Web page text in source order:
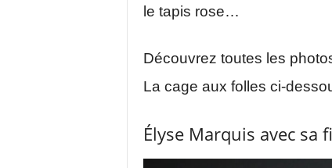
le tapis rose…
Découvrez toutes les
La cage aux folles ci-
Élyse Marquis avec sa